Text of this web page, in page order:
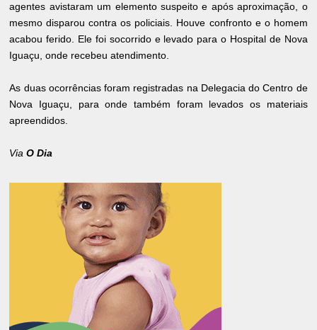
agentes avistaram um elemento suspeito e após aproximação, o
mesmo disparou contra os policiais. Houve confronto e o homem
acabou ferido. Ele foi socorrido e levado para o Hospital de Nova
Iguaçu, onde recebeu atendimento.
As duas ocorrências foram registradas na Delegacia do Centro de
Nova Iguaçu, para onde também foram levados os materiais
apreendidos.
ViaO Dia